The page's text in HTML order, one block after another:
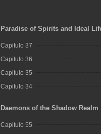
Paradise of Spirits and Ideal
Capitulo 37
Capitulo 36
Capitulo 35
Capitulo 34
Daemons of the Shadow Realm
Capitulo 55